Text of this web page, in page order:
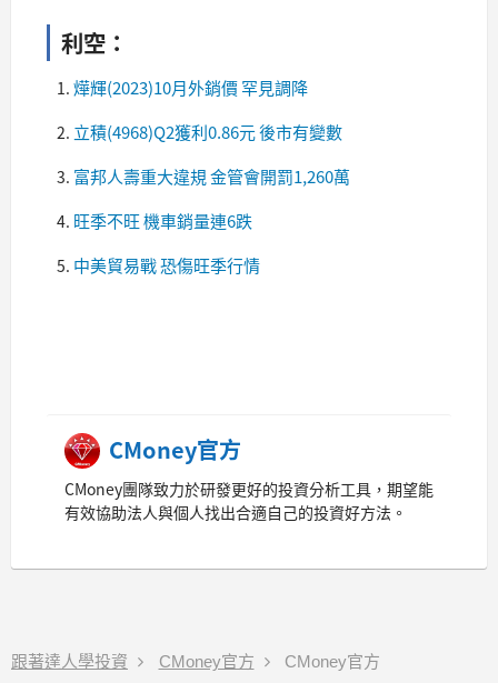
利空：​
燁輝(2023)10月外銷價 罕見調降
立積(4968)Q2獲利0.86元 後市有變數
富邦人壽重大違規 金管會開罰1,260萬
旺季不旺 機車銷量連6跌
中美貿易戰 恐傷旺季行情
CMoney官方
CMoney團隊致力於研發更好的投資分析工具，期望能
有效協助法人與個人找出合適自己的投資好方法。
跟著達人學投資 CMoney官方 CMoney官方